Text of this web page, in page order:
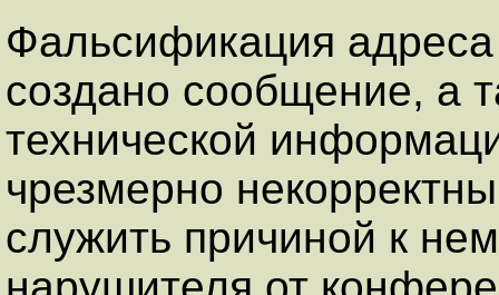
Фальсификация
создано сообщение, а
технической
чрезмерно
служить причиной к